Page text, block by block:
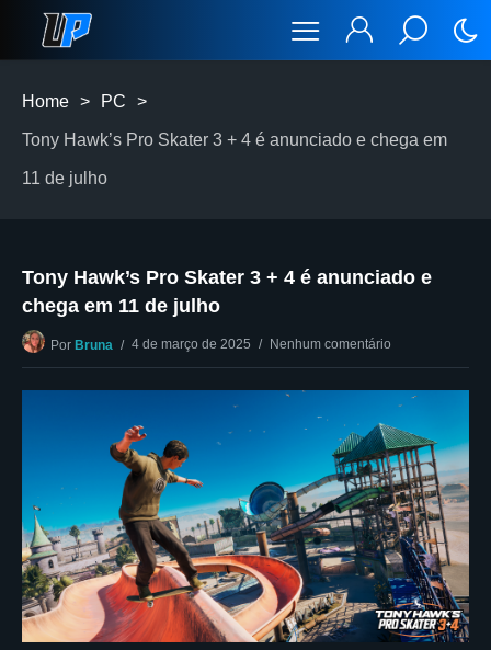
Home > PC >
Tony Hawk’s Pro Skater 3 + 4 é anunciado e chega em
11 de julho
Tony Hawk’s Pro Skater 3 + 4 é anunciado e
chega em 11 de julho
Por Bruna 4 de março de 2025 Nenhum comentário